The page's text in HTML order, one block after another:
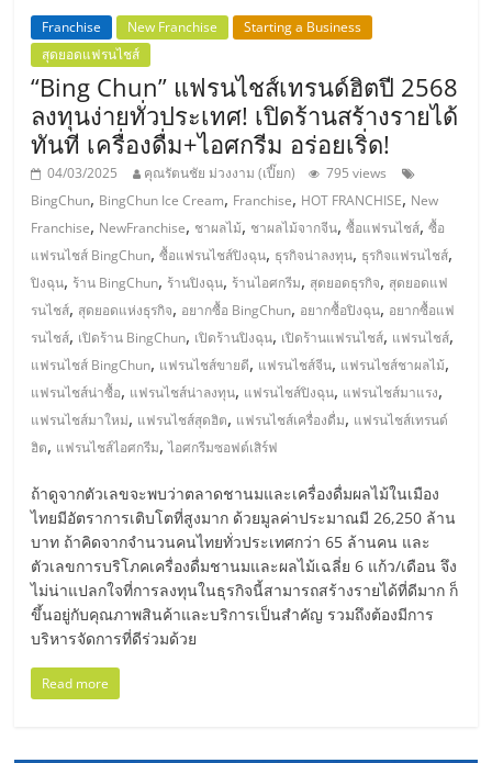
ระบบ
แฟ
รน
ไชส์"
Franchise New Franchise
Starting a Business
สุดยอดแฟรนไชส์
“Bing Chun” แฟรนไชส์เทรนด์ฮิตปี 2568
ลงทุนง่ายทั่วประเทศ! เปิดร้านสร้างรายได้
ทันที เครื่องดื่ม+ไอศกรีม อร่อยเริ่ด!
04/03/2025 คุณรัตนชัย ม่วงงาม (เปี๊ยก)
795 views
BingChun, BingChun Ice Cream, Franchise, HOT FRANCHISE, New
Franchise, NewFranchise, ชาผลไม้, ชาผลไม้จากจีน,ซื้อแฟรนไชส์,ซื้อ
แฟรนไชส์ BingChun,ซื้อแฟรนไชส์ปิงฉุน, ธุรกิจน่าลงทุน, ธุรกิจแฟรนไชส์,
ปิงฉุน, ร้าน BingChun, ร้านปิงฉุน, ร้านไอศกรีม, สุดยอดธุรกิจ, สุดยอดแฟ
รนไชส์, สุดยอดแห่งธุรกิจ, อยากซื้อ BingChun, อยากซื้อปิงฉุน, อยากซื้อแฟ
รนไชส์, เปิดร้าน BingChun, เปิดร้านปิงฉุน, เปิดร้านแฟรนไชส์, แฟรนไชส์,
แฟรนไชส์ BingChun, แฟรนไชส์ขายดี, แฟรนไชส์จีน, แฟรนไชส์ชาผลไม้,
แฟรนไชส์น่าซื้อ, แฟรนไชส์น่าลงทุน, แฟรนไชส์ปิงฉุน, แฟรนไชส์มาแรง,
แฟรนไชส์มาใหม่, แฟรนไชส์สุดฮิต, แฟรนไชส์เครื่องดื่ม, แฟรนไชส์เทรนด์
ฮิต, แฟรนไชส์ไอศกรีม,ไอศกรีมซอฟต์เสิร์ฟ
ถ้าดูจากตัวเลขจะพบว่าตลาดชานมและเครื่องดื่มผลไม้ในเมือง
ไทยมีอัตราการเติบโตที่สูงมาก ด้วยมูลค่าประมาณมี 26,250 ล้าน
บาท ถ้าคิดจากจำนวนคนไทยทั่วประเทศกว่า 65 ล้านคน และ
ตัวเลขการบริโภคเครื่องดื่มชานมและผลไม้เฉลี่ย 6 แก้ว/เดือน จึง
ไม่น่าแปลกใจที่การลงทุนในธุรกิจนี้สามารถสร้างรายได้ที่ดีมาก ก็
ขึ้นอยู่กับคุณภาพสินค้าและบริการเป็นสำคัญ รวมถึงต้องมีการ
บริหารจัดการที่ดีร่วมด้วย
Read more